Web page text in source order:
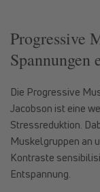
Progressive
Spannungen
Die Progressive
Jacobson ist eine
Stressreduktion.
Muskelgruppen an
Kontraste
Entspannung.